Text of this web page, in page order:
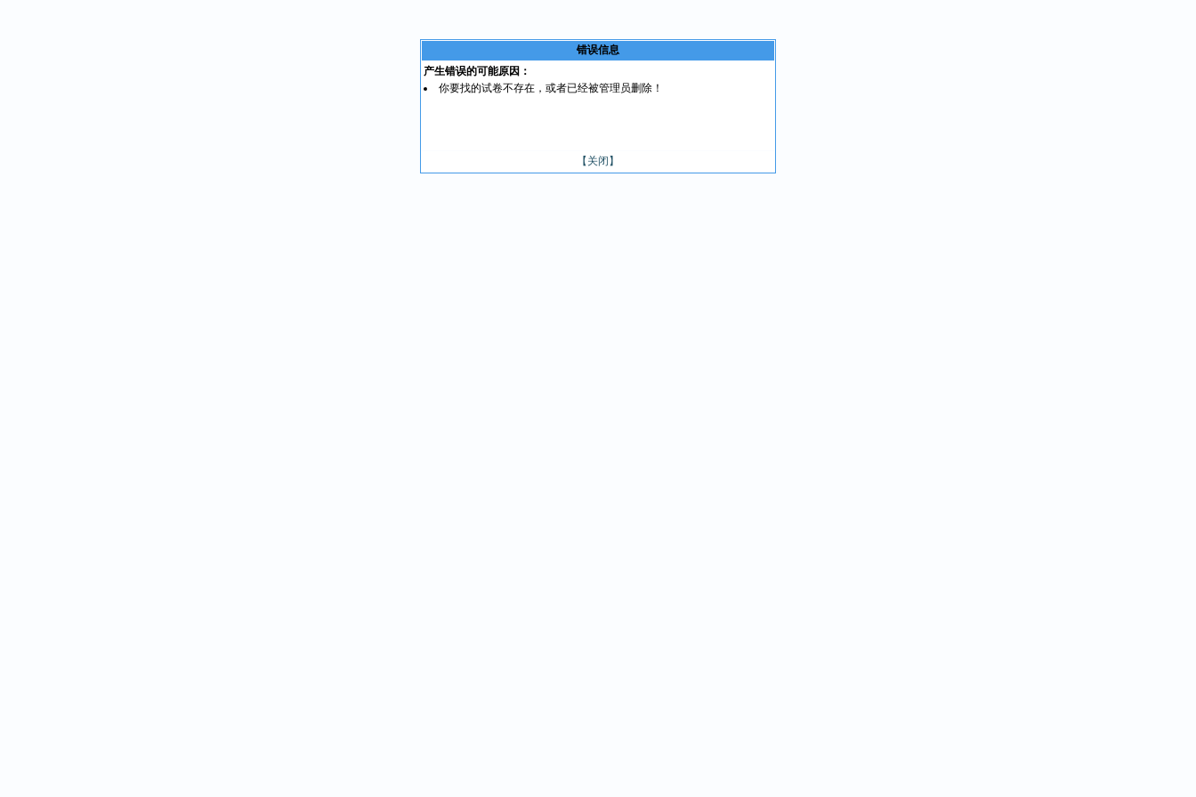
错误信息
产生错误的可能原因：
你要找的试卷不存在，或者已经被管理员删除！
【关闭】